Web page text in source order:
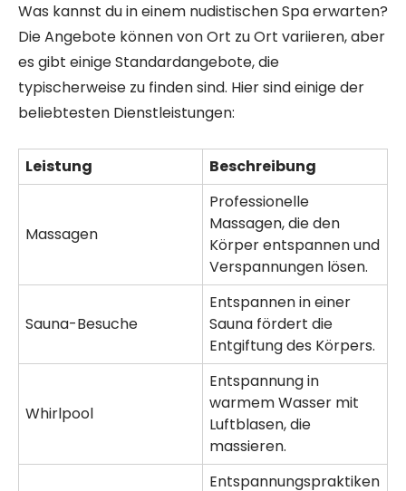
Was kannst du in einem nudistischen Spa erwarten?
Die Angebote können von Ort zu Ort variieren, aber
es gibt einige Standardangebote, die
typischerweise zu finden sind. Hier sind einige der
beliebtesten Dienstleistungen:
Leistung Beschreibung
Massagen
Professionelle
Massagen, die den
Körper entspannen und
Verspannungen lösen.
Sauna-Besuche
Entspannen in einer
Sauna fördert die
Entgiftung des Körpers.
Whirlpool
Entspannung in
warmem Wasser mit
Luftblasen, die
massieren.
Entspannungspraktiken